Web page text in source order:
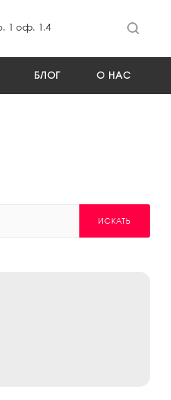
1 оф. 1.4
БЛОГ О НАС
ИСКАТЬ